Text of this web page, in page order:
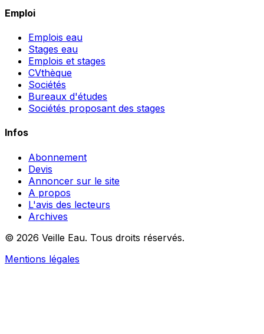
Emploi
Emplois eau
Stages eau
Emplois et stages
CVthèque
Sociétés
Bureaux d'études
Sociétés proposant des stages
Infos
Abonnement
Devis
Annoncer sur le site
A propos
L'avis des lecteurs
Archives
© 2026 Veille Eau. Tous droits réservés.
Mentions légales